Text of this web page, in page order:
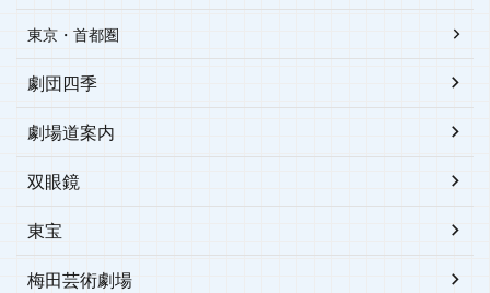
東京・首都圏
劇団四季
劇場道案内
双眼鏡
東宝
梅田芸術劇場